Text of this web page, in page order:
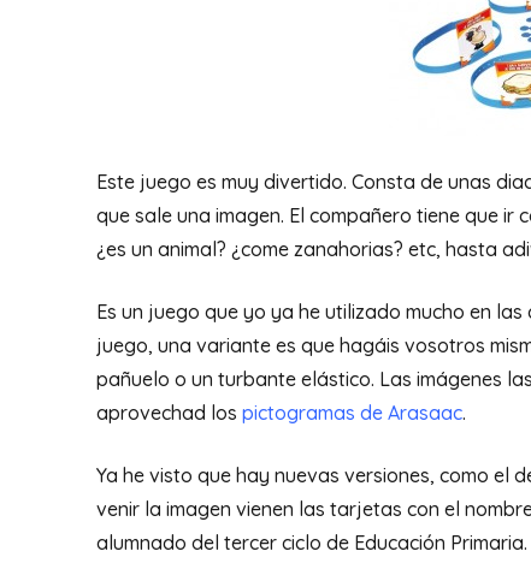
Este juego es muy divertido. Consta de unas
que sale una imagen. El compañero tiene que
¿es un animal? ¿come zanahorias? etc, hasta
Es un juego que yo ya he utilizado mucho en
juego, una variante es que hagáis vosotros
pañuelo o un turbante elástico. Las imágenes
aprovechad los pictogramas de Arasaac.
Ya he visto que hay nuevas versiones, como el
venir la imagen vienen las tarjetas con el
alumnado del tercer ciclo de Educación Primaria.